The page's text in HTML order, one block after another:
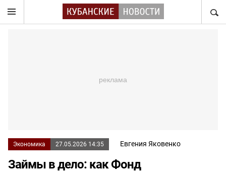
Экономика 27.05.2026 14:35 Евгения Яковенко
Займы в дело: как Фонд